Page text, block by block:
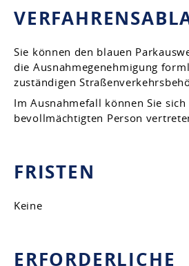
Sie können den blauen
die Ausnahmegenehmigung
zuständigen
Im Ausnahmefall können Sie
bevollmächtigten Person
FRISTEN
Keine
ERFORDERLICHE